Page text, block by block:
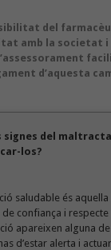
del
amb la societat i
d’aquesta
signes del
los?
saludable és
confiança i respecte
apareixen alguna
d’estar alerta i